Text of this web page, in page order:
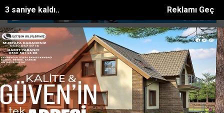
Reklamı Geç
1 saniye kaldı..
SON DAKİKA:
ağası Türk Devl... Yayladağı İlçe Halk Kütüphanesi hizmete